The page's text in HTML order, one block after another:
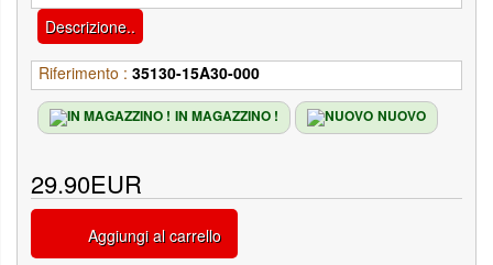
Descrizione..
Riferimento : 35130-15A30-000
IN MAGAZZINO ! NUOVO
29.90EUR
Aggiungi al carrello